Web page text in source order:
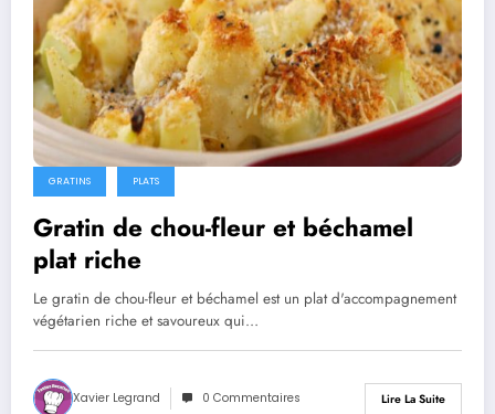
GRATINS PLATS
Gratin de chou-fleur et béchamel
plat riche
Le gratin de chou-fleur et béchamel est un plat d'accompagnement
végétarien riche et savoureux qui…
Xavier Legrand 0 Commentaires Lire La Suite